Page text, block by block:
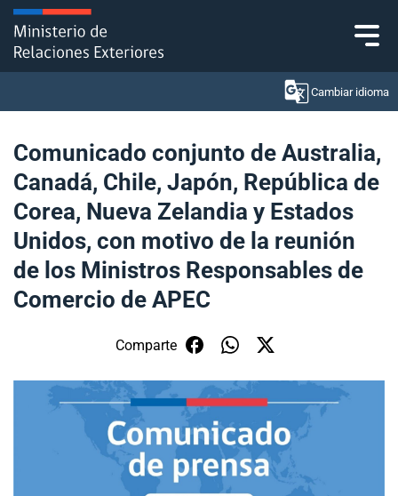
Click acá para ir directamente al contenido
Cambiar idioma
Ministerio
Política Exterior
Embajadas y consulados
Servicios ciudadanos
Subsecretaría de Relaciones Económicas
Internacionales
Sala de prensa
Comunicado conjunto de Australia,
Canadá, Chile, Japón, República de
Corea, Nueva Zelandia y Estados
Unidos, con motivo de la reunión
de los Ministros Responsables de
Comercio de APEC
Comparte